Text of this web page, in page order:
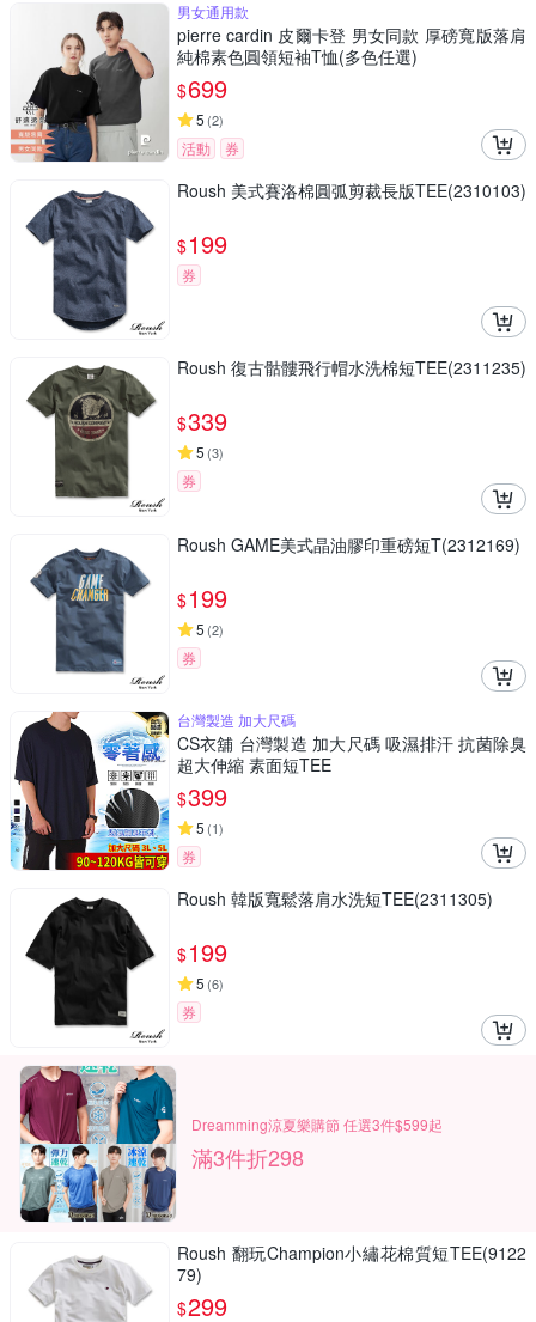
男女通用款
pierre cardin 皮爾卡登 男女同款 厚磅寬版落肩
純棉素色圓領短袖T恤(多色任選)
$699
5 (2)
活動 券
Roush 美式賽洛棉圓弧剪裁長版TEE(2310103)
$199
券
Roush 復古骷髏飛行帽水洗棉短TEE(2311235)
$339
5 (3)
券
Roush GAME美式晶油膠印重磅短T(2312169)
$199
5 (2)
券
台灣製造 加大尺碼
CS衣舖 台灣製造 加大尺碼 吸濕排汗 抗菌除臭
超大伸縮 素面短TEE
$399
5 (1)
券
Roush 韓版寬鬆落肩水洗短TEE(2311305)
$199
5 (6)
券
Dreamming涼夏樂購節 任選3件$599起
滿3件折298
Roush 翻玩Champion小繡花棉質短TEE(9122
79)
$299